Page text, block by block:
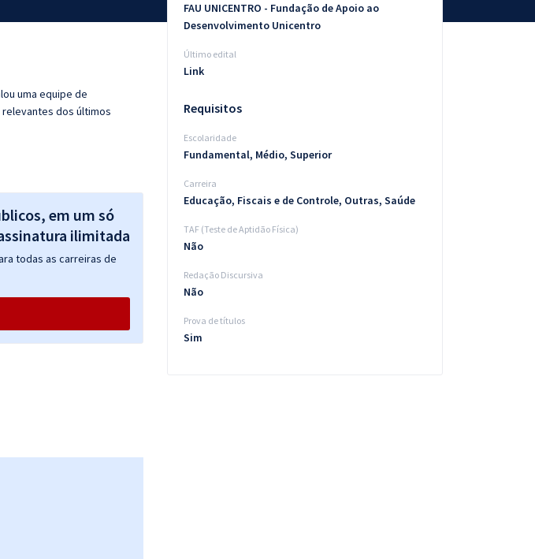
uma equipe de
dos últimos
em um só
todas as carreiras de
FAU UNICENTRO - Fundação de Apoio ao
Desenvolvimento Unicentro
Último edital
Link
Requisitos
Escolaridade
Fundamental, Médio, Superior
Carreira
Educação, Fiscais e de Controle, Outras, Saúde
TAF (Teste de Aptidão Física)
Não
Redação Discursiva
Não
Prova de títulos
Sim